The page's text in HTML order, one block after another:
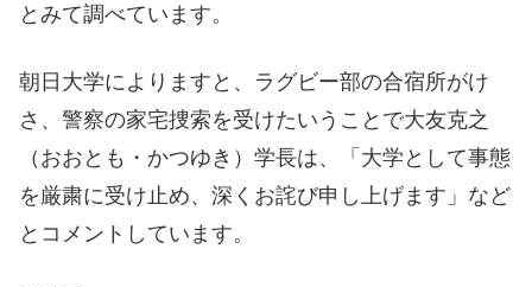
とみて調べています。
朝日大学によりますと、ラグビー部の合宿所がけ
さ、警察の家宅捜索を受けたいうことで大友克之
（おおとも・かつゆき）学長は、「大学として事態
を厳粛に受け止め、深くお詫び申し上げます」など
とコメントしています。